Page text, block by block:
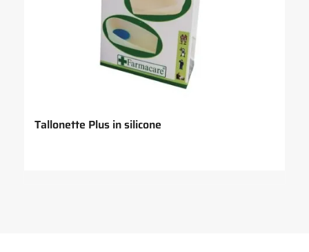
Tallonette Plus in silicone